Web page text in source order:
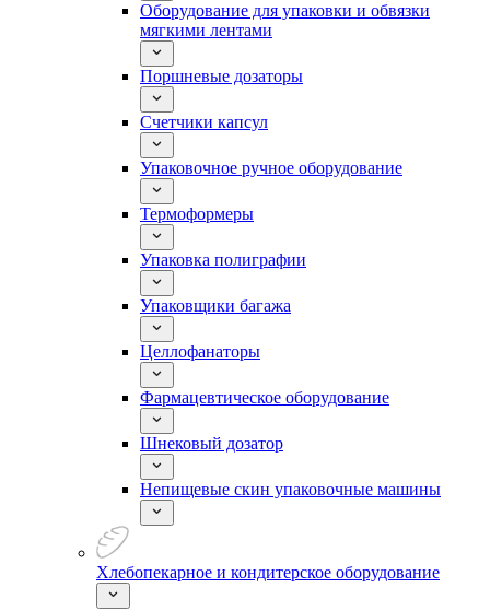
Оборудование для упаковки и обвязки
мягкими лентами
Поршневые дозаторы
Счетчики капсул
Упаковочное ручное оборудование
Термоформеры
Упаковка полиграфии
Упаковщики багажа
Целлофанаторы
Фармацевтическое оборудование
Шнековый дозатор
Непищевые скин упаковочные машины
Хлебопекарное и кондитерское оборудование